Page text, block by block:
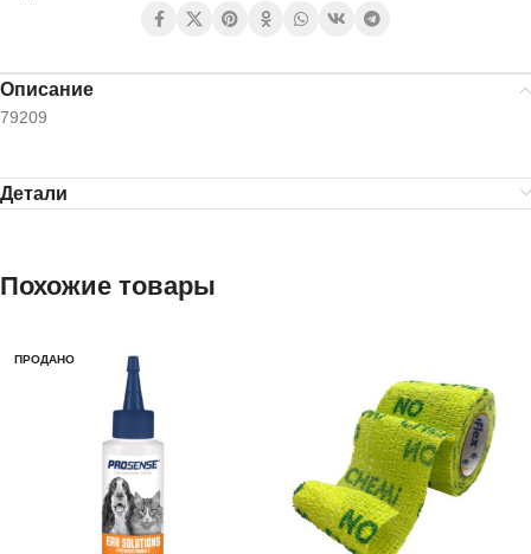
Описание
79209
Детали
Похожие товары
ПРОДАНО